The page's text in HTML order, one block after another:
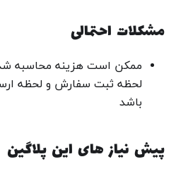
مشکلات احتمالی
ممکن است هزینه محاسبه
لحظه ثبت سفارش و لحظه
باشد
پیش نیاز های این پلاگین